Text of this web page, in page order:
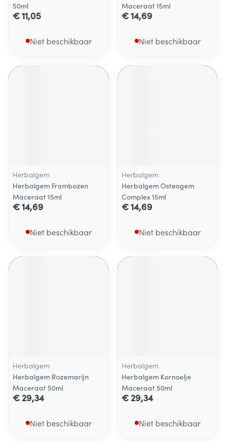
50ml
€ 11,05
Niet beschikbaar
Maceraat 15ml
€ 14,69
Niet beschikbaar
Herbalgem
Herbalgem Frambozen
Maceraat 15ml
€ 14,69
Niet beschikbaar
Herbalgem
Herbalgem Osteogem
Complex 15ml
€ 14,69
Niet beschikbaar
Herbalgem
Herbalgem Rozemarijn
Maceraat 50ml
€ 29,34
Niet beschikbaar
Herbalgem
Herbalgem Kornoelje
Maceraat 50ml
€ 29,34
Niet beschikbaar